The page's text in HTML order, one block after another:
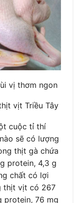
vị thơm ngon
vịt Triều Tây
cuộc tỉ thí
sẽ có lượng
thịt gà chứa
protein, 4,3 g
chất có lợi
thịt vịt có 267
protein, 76 mg